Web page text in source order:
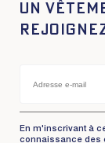
Un
En m'inscrivant à
connaissance des